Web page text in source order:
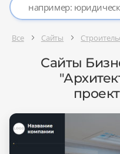
Все Сайты
Сайты